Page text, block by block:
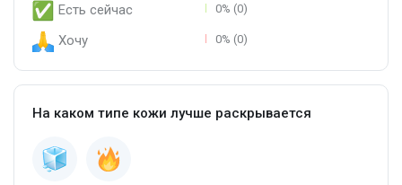
Есть сейчас 0% (0)
Хочу 0% (0)
На каком типе кожи лучше раскрывается